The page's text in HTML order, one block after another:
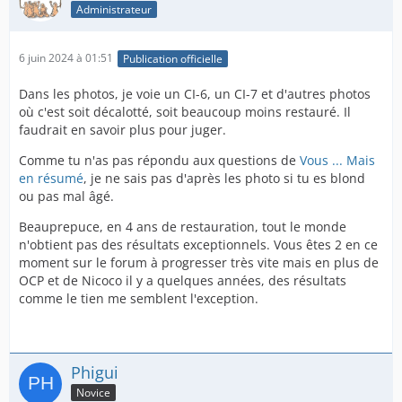
Administrateur
6 juin 2024 à 01:51 Publication officielle
Dans les photos, je voie un CI-6, un CI-7 et d'autres photos
où c'est soit décalotté, soit beaucoup moins restauré. Il
faudrait en savoir plus pour juger.
Comme tu n'as pas répondu aux questions de Vous ... Mais
en résumé, je ne sais pas d'après les photo si tu es blond
ou pas mal âgé.
Beauprepuce, en 4 ans de restauration, tout le monde
n'obtient pas des résultats exceptionnels. Vous êtes 2 en ce
moment sur le forum à progresser très vite mais en plus de
OCP et de Nicoco il y a quelques années, des résultats
comme le tien me semblent l'exception.
Phigui
Novice